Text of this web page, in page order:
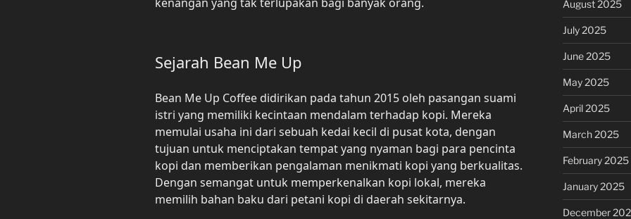
Sejarah Bean Me Up
Bean Me Up Coffee didirikan pada tahun 2015 oleh pasangan suami
istri yang memiliki kecintaan mendalam terhadap kopi. Mereka
memulai usaha ini dari sebuah kedai kecil di pusat kota, dengan
tujuan untuk menciptakan tempat yang nyaman bagi para pencinta
kopi dan memberikan pengalaman menikmati kopi yang berkualitas.
Dengan semangat untuk memperkenalkan kopi lokal, mereka
memilih bahan baku dari petani kopi di daerah sekitarnya.
August 2025
July 2025
June 2025
May 2025
April 2025
March 2025
February 2025
January 2025
December